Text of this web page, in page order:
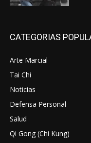
CATEGORIAS
Arte Marcial
Tai Chi
Noticias
Defensa Personal
Salud
Qi Gong (Chi Kung)